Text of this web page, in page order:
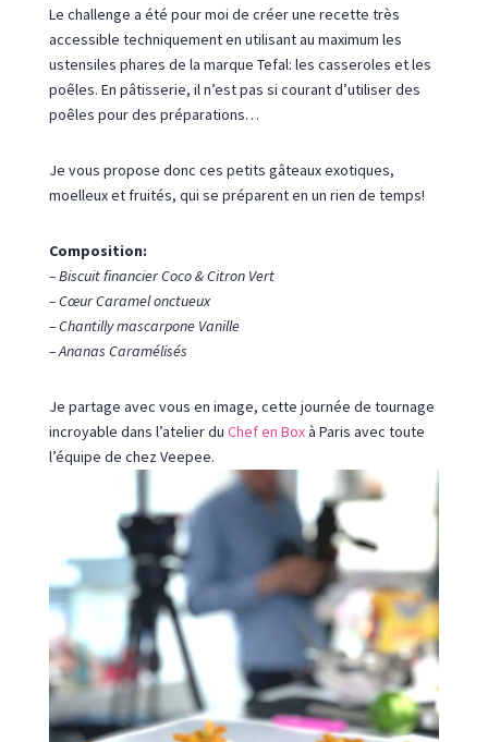
Le challenge a été pour moi de créer une recette très
accessible techniquement en utilisant au maximum les
ustensiles phares de la marque Tefal: les casseroles et les
poêles. En pâtisserie, il n’est pas si courant d’utiliser des
poêles pour des préparations…
Je vous propose donc ces petits gâteaux exotiques,
moelleux et fruités, qui se préparent en un rien de temps!
Composition:
– Biscuit financier Coco & Citron Vert
– Cœur Caramel onctueux
– Chantilly mascarpone Vanille
– Ananas Caramélisés
Je partage avec vous en image, cette journée de tournage
incroyable dans l’atelier du Chef en Boxà Paris avec toute
l’équipe de chez Veepee.